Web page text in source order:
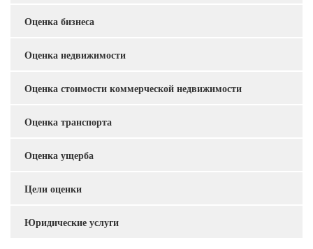
Оценка бизнеса
Оценка недвижимости
Оценка стоимости коммерческой недвижимости
Оценка транспорта
Оценка ущерба
Цели оценки
Юридические услуги